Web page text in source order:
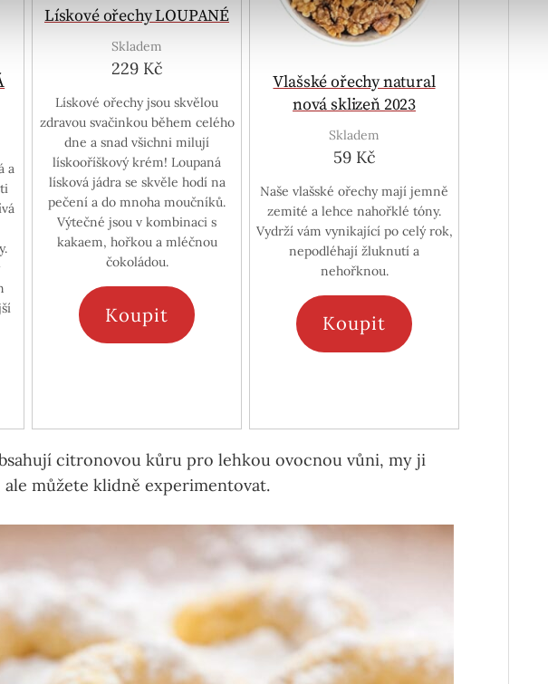
a
Lískové ořechy LOUPANÉ
Skladem
229 Kč
Lískové ořechy jsou skvělou
zdravou svačinkou během celého
dne a snad všichni milují
lískooříškový krém! Loupaná
lísková jádra se skvěle hodí na
pečení a do mnoha moučníků.
Výtečné jsou v kombinaci s
kakaem, hořkou a mléčnou
čokoládou.
Koupit
Vlašské ořechy natural
nová sklizeň 2023
Skladem
59 Kč
Naše vlašské ořechy mají jemně
zemité a lehce nahořklé tóny.
Vydrží vám vynikající po celý rok,
nepodléhají žluknutí a
nehořknou.
Koupit
citronovou kůru pro lehkou ovocnou vůni, my ji
můžete klidně experimentovat.